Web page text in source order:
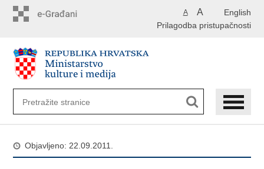
English
A A
Prilagodba pristupačnosti
Objavljeno: 22.09.2011.